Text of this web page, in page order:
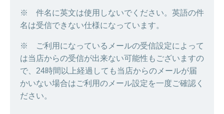
※ 件名に英文は使用しないでください。英語の件
名は受信できない仕様になっています。
※ ご利用になっているメールの受信設定によって
は当店からの受信が出来ない可能性もございますの
で、24時間以上経過しても当店からのメールが届
かいない場合はご利用のメール設定を一度ご確認く
ださい。